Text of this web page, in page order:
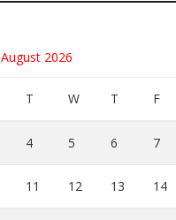
August 2026
T W T F
4 5 6 7
11 12 13 14